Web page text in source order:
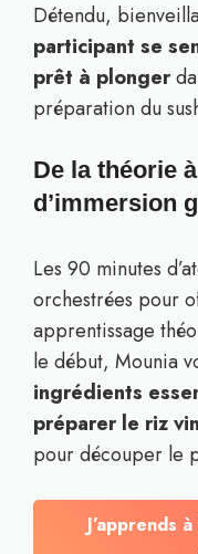
Détendu,
participant se
prêt à plonger
préparation du
De la théorie
d’immersion
Les 90 minutes
orchestrées pour
apprentissage
le début, Mounia
ingrédients
préparer le riz
pour découper le
J’apprends